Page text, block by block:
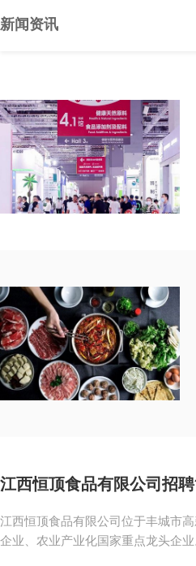
新闻资讯
江西恒顶食品有限公司招
江西恒顶食品有限公司位于丰城市
企业、农业产业化国家重点龙头企